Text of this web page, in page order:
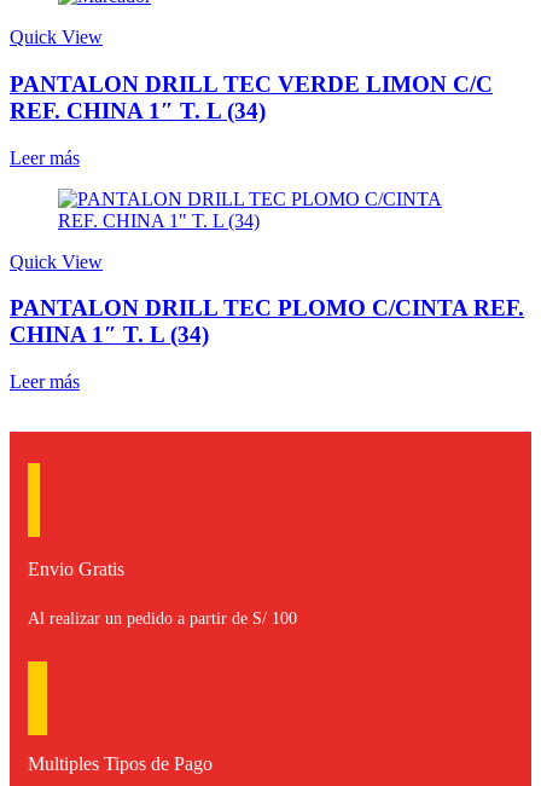
Quick View
PANTALON DRILL TEC VERDE LIMON C/C
REF. CHINA 1″ T. L (34)
Leer más
Quick View
PANTALON DRILL TEC PLOMO C/CINTA REF.
CHINA 1″ T. L (34)
Leer más
Envio Gratis
Al realizar un pedido a partir de S/ 100
Multiples Tipos de Pago